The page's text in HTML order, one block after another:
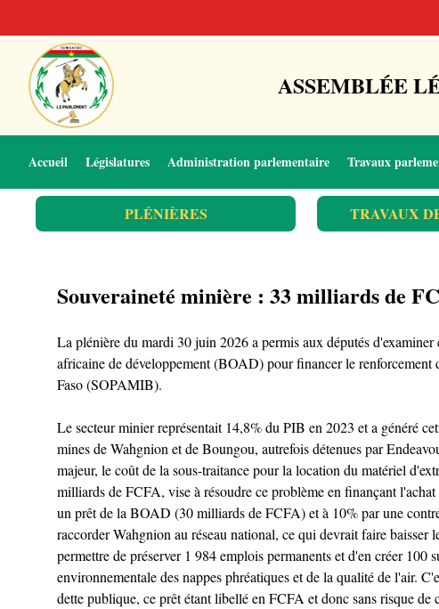
ASSEMBLÉE
Accueil Législatures Administration parlementaire Travaux
PLÉNIÈRES TRAVAUX
Souveraineté minière : 33 milliards de
La plénière du mardi 30 juin 2026 a permis aux députés
africaine de développement (BOAD) pour financer le
Faso (SOPAMIB).
Le secteur minier représentait 14,8% du PIB en 2023 et a généré
mines de Wahgnion et de Boungou, autrefois détenues par
majeur, le coût de la sous-traitance pour la location du matériel
milliards de FCFA, vise à résoudre ce problème en finançant
un prêt de la BOAD (30 milliards de FCFA) et à 10% par une
raccorder Wahgnion au réseau national, ce qui devrait faire
permettre de préserver 1 984 emplois permanents et d'en créer
environnementale des nappes phréatiques et de la qualité de l'air.
dette publique, ce prêt étant libellé en FCFA et donc sans risque